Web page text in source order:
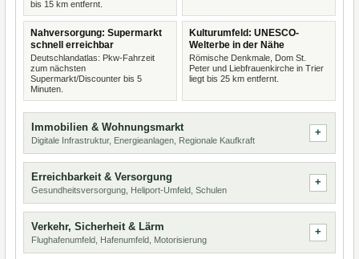
bis 15 km entfernt.
Nahversorgung: Supermarkt
schnell erreichbar
Deutschlandatlas: Pkw-Fahrzeit
zum nächsten
Supermarkt/Discounter bis 5
Minuten.
Kulturumfeld: UNESCO-
Welterbe in der Nähe
Römische Denkmale, Dom St.
Peter und Liebfrauenkirche in Trier
liegt bis 25 km entfernt.
Immobilien & Wohnungsmarkt
Digitale Infrastruktur, Energieanlagen, Regionale Kaufkraft
Erreichbarkeit & Versorgung
Gesundheitsversorgung, Heliport-Umfeld, Schulen
Verkehr, Sicherheit & Lärm
Flughafenumfeld, Hafenumfeld, Motorisierung